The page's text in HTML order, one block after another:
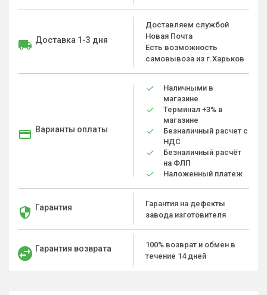
Доставка 1-3 дня
Доставляем службой
Новая Почта
Есть возможность
самовывоза из г.Харьков
Варианты оплаты
Наличными в
магазине
Терминал +3% в
магазине
Безналичный расчет с
НДС
Безналичный расчёт
на ФЛП
Наложенный платеж
Гарантия
Гарантия на дефекты
завода изготовителя
Гарантия возврата
100% возврат и обмен в
течение 14 дней